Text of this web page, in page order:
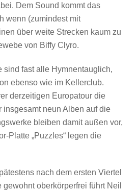
Dem Sound kommt das
wenn (zumindest mit
über weite Strecken kaum zu
von Biffy Clyro.
sind fast alle Hymnentauglich,
ebenso wie im Kellerclub.
derzeitigen Europatour die
insgesamt neun Alben auf die
bleiben damit außen vor,
Platte „Puzzles“ legen die
nach dem ersten Viertel
oberkörperfrei führt Neil